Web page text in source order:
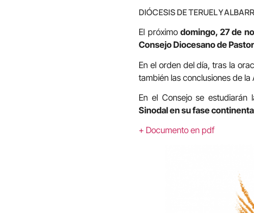
DIÓCESIS DE TERUEL Y
El próximo domingo, 27 de
Consejo Diocesano de
En el orden del día, tras la
también las conclusiones de
En el Consejo se
Sinodal en su fase
+ Documento en pdf